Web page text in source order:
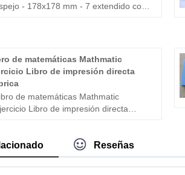
- 178x178 mm - 7 extendido con
de laminación brillante. --Inside
barniz - Esquinas redondeadas
todas las páginas y cubierta. -
Die. Use espejos acrílicos de 1.2
para la cubierta frontal 7 extendido
de matemáticas Mathmatic
Libro de impresión directa
de matemáticas Mathmatic
Libro de impresión directa
compensado de 80GSM en el
impresión de dos colores
de papel de tarjeta de satén de
Reseñas